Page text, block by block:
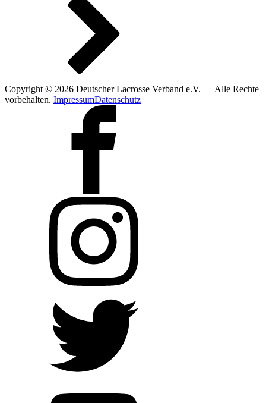
Copyright © 2026 Deutscher Lacrosse Verband e.V. — Alle Rechte
vorbehalten. ImpressumDatenschutz